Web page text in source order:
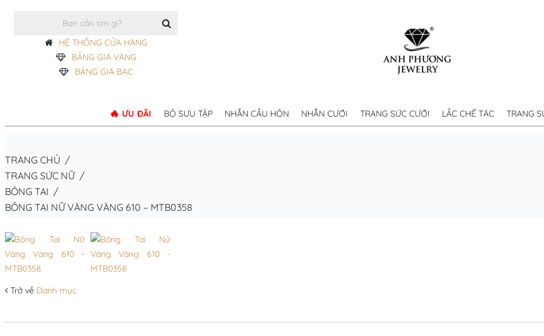
HỆ THỐNG CỬA HÀNG
BẢNG GIÁ VÀNG
BẢNG GIÁ BẠC
ƯU ĐÃI BỘ SƯU TẬP NHẪN CẦU HÔN NHẪN CƯỚI TRANG SỨC CƯỚI LẮC CHẾ TÁC TRANG
TRANG CHỦ /
TRANG SỨC NỮ/
BÔNG TAI /
BÔNG TAI NỮ VÀNG VÀNG 610 – MTB0358
Trở về Danh mục